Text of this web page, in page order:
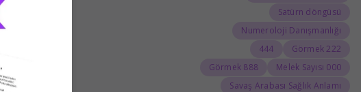
Satürn döngüsü
Numeroloji Danışmanlığı
222 Görmek
444
000 Melek Sayısı
888 Görmek
Savaş Arabası Sağlık Anlamı